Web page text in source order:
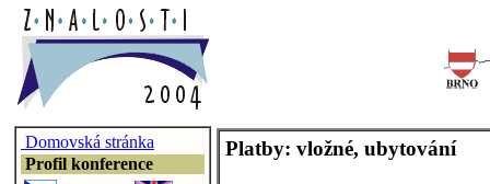
Domovská stránka
Profil konference
Platby: vložné, ubytování